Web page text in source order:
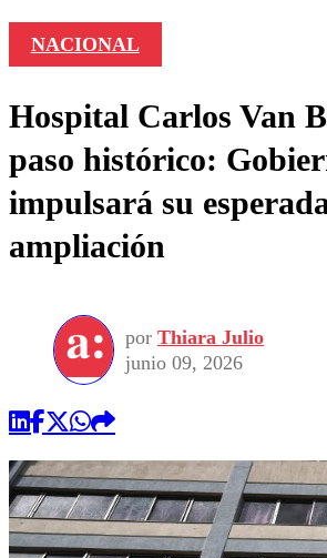
NACIONAL
Hospital Carlos Van
paso histórico:
impulsará su
ampliación
por Thiara Julio
junio 09, 2026